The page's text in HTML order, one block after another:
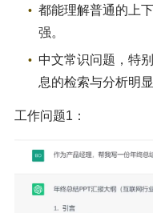
都能理解普通的上
强。
中文常识问题，特
息的检索与分析明
工作问题1：